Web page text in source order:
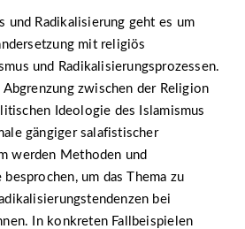
und Radikalisierung geht es um
mit religiös
und Radikalisierungsprozessen.
zwischen der Religion
Ideologie des Islamismus
gängiger salafistischer
werden Methoden und
besprochen, um das Thema zu
bei
In konkreten Fallbeispielen